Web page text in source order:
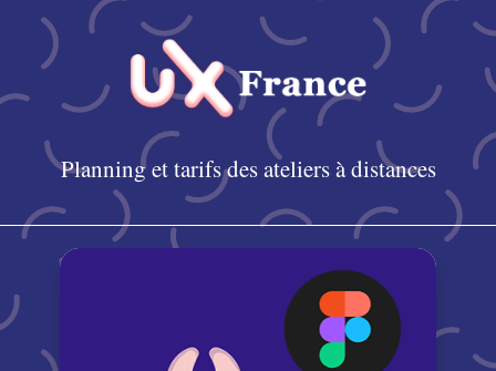
Planning et tarifs des ateliers à distances